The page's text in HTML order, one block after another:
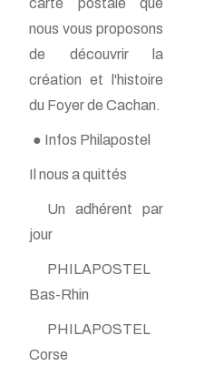
carte postale que
nous vous proposons
de découvrir la
création et l'histoire
du Foyer de Cachan.
● Infos Philapostel
Il nous a quittés
Un adhérent par
jour
PHILAPOSTEL
Bas-Rhin
PHILAPOSTEL
Corse